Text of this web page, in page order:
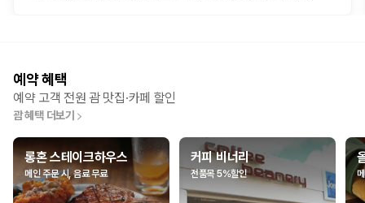
예약 혜택
예약 고객 전원 괌 맛집·카페 할인
괌 혜택 더보기
롱혼 스테이크하우스
메인 주문 시, 음료 무료
커피 비너리
전품목 5%할인